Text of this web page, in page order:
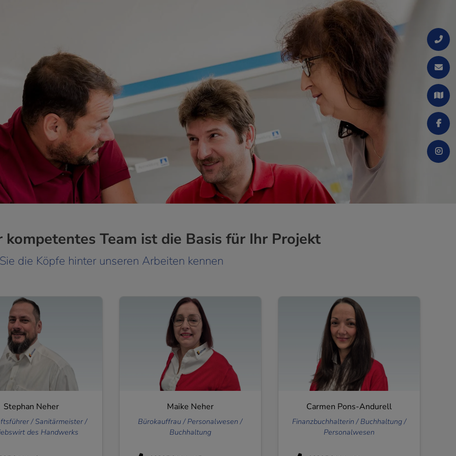
kompetentes Team ist die Basis für Ihr Projekt
die Köpfe hinter unseren Arbeiten kennen
Stephan Neher
/ Sanitärmeister /
des Handwerks
Maike Neher
Bürokauffrau / Personalwesen /
Buchhaltung
Carmen Pons-Andurell
Finanzbuchhalterin / Buchhaltung /
Personalwesen